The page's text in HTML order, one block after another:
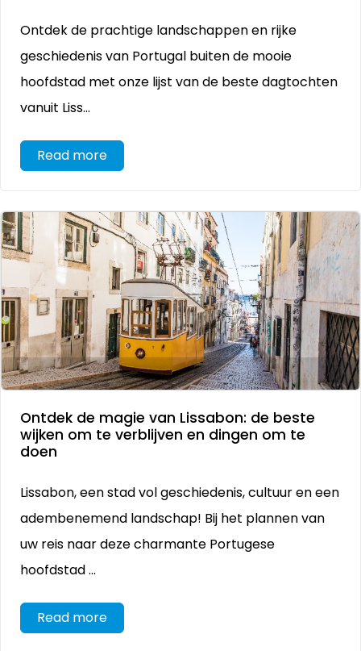
Ontdek de prachtige landschappen en rijke
geschiedenis van Portugal buiten de mooie
hoofdstad met onze lijst van de beste dagtochten
vanuit Liss...
Read more
Ontdek de magie van Lissabon: de beste
wijken om te verblijven en dingen om te
doen
Lissabon, een stad vol geschiedenis, cultuur en een
adembenemend landschap! Bij het plannen van
uw reis naar deze charmante Portugese
hoofdstad ...
Read more